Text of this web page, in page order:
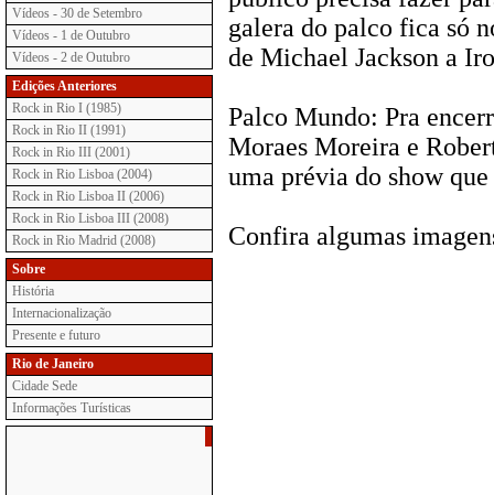
Vídeos - 30 de Setembro
Vídeos - 1 de Outubro
Vídeos - 2 de Outubro
Edições Anteriores
Rock in Rio I (1985)
Rock in Rio II (1991)
Rock in Rio III (2001)
Rock in Rio Lisboa (2004)
Rock in Rio Lisboa II (2006)
Rock in Rio Lisboa III (2008)
Rock in Rio Madrid (2008)
Sobre
História
Internacionalização
Presente e futuro
Rio de Janeiro
Cidade Sede
Informações Turísticas
galera do palco fica só
de Michael Jackson a
Palco Mundo: Pra
Moraes Moreira e
uma prévia do show
Confira algumas